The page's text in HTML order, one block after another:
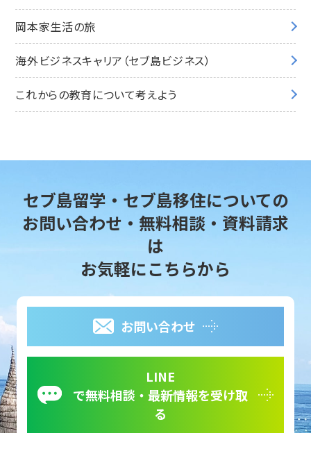
岡本家生活の旅
海外ビジネスキャリア（セブ島ビジネス）
これからの教育について考えよう
セブ島留学・セブ島移住についての
お問い合わせ・無料相談・資料請求
は
お気軽にこちらから
お問い合わせ
LINE
で無料相談・最新情報を受け取
る